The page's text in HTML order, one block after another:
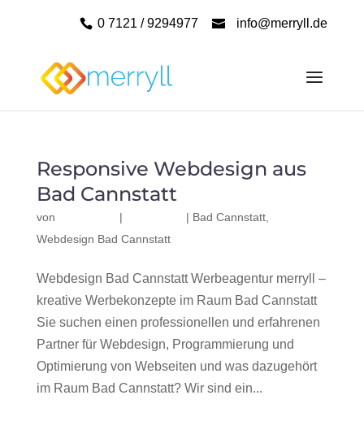
0 7121 / 9294977 info@merryll.de
Responsive Webdesign aus
Bad Cannstatt
von | | Bad Cannstatt,
Webdesign Bad Cannstatt
Webdesign Bad Cannstatt Werbeagentur merryll –
kreative Werbekonzepte im Raum Bad Cannstatt
Sie suchen einen professionellen und erfahrenen
Partner für Webdesign, Programmierung und
Optimierung von Webseiten und was dazugehört
im Raum Bad Cannstatt? Wir sind ein...